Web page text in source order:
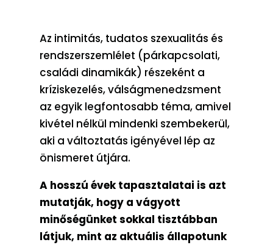
Az intimitás, tudatos szexualitás és
rendszerszemlélet (párkapcsolati,
családi dinamikák) részeként a
kríziskezelés, válságmenedzsment
az egyik legfontosabb téma, amivel
kivétel nélkül mindenki szembekerül,
aki a változtatás igényével lép az
önismeret útjára.
A hosszú évek tapasztalatai is azt
mutatják, hogy a vágyott
minőségünket sokkal tisztábban
látjuk, mint az aktuális állapotunk